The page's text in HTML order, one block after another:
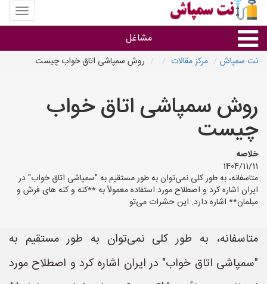
منوی
سایت
مشاغل
استان ها
نت سمپاش مرکز مقالات روش سمپاشی اتاق خواب چیست
روش سمپاشی اتاق خواب
چیست
خلاصه
1404/11/11
متاسفانه، به طور کلی نمی‌توان به طور مستقیم به "سمپاشی اتاق خواب" در
ایران اشاره کرد و اصطلاح مورد استفاده معمولاً به **کنه و کنه های فرش و
مبلمان** اشاره دارد. این حشرات می‌تو
متاسفانه، به طور کلی نمی‌توان به طور مستقیم به
"سمپاشی اتاق خواب" در ایران اشاره کرد و اصطلاح مورد